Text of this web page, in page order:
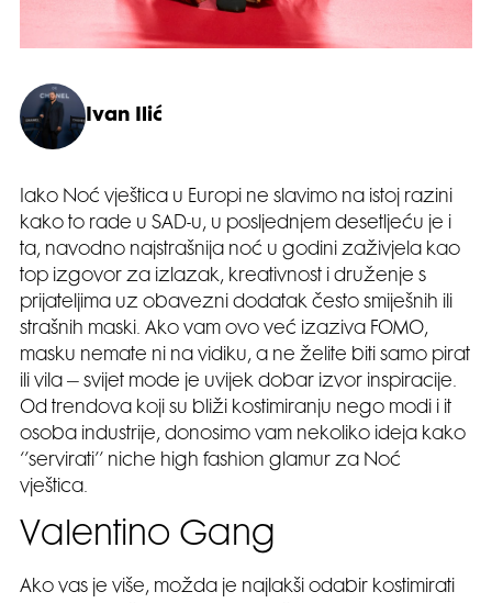
Ivan Ilić
Iako Noć vještica u Europi ne slavimo na istoj razini
kako to rade u SAD-u, u posljednjem desetljeću je i
ta, navodno najstrašnija noć u godini zaživjela kao
top izgovor za izlazak, kreativnost i druženje s
prijateljima uz obavezni dodatak često smiješnih ili
strašnih maski. Ako vam ovo već izaziva FOMO,
masku nemate ni na vidiku, a ne želite biti samo pirat
ili vila – svijet mode je uvijek dobar izvor inspiracije.
Od trendova koji su bliži kostimiranju nego modi i it
osoba industrije, donosimo vam nekoliko ideja kako
‘’servirati’’ niche high fashion glamur za Noć
vještica.
Valentino Gang
Ako vas je više, možda je najlakši odabir kostimirati